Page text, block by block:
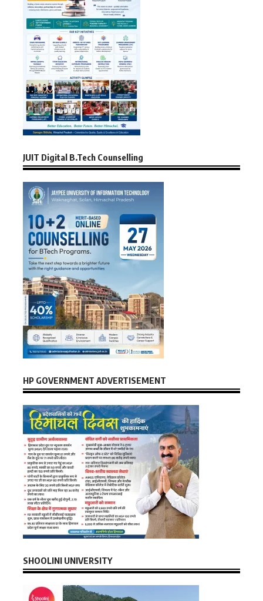
JUIT Digital B.Tech Counselling
HP GOVERNMENT ADVERTISEMENT
SHOOLINI UNIVERSITY